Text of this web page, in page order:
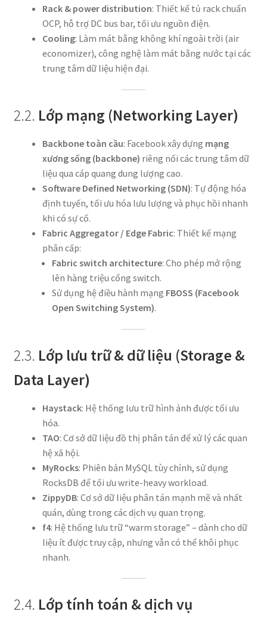
Rack & power distribution: Thiết kế tủ rack chuẩn
OCP, hỗ trợ DC bus bar, tối ưu nguồn điện.
Cooling: Làm mát bằng không khí ngoài trời (air
economizer), công nghệ làm mát bằng nước tại các
trung tâm dữ liệu hiện đại.
2.2. Lớp mạng (Networking Layer)
Backbone toàn cầu: Facebook xây dựng mạng
xương sống (backbone) riêng nối các trung tâm dữ
liệu qua cáp quang dung lượng cao.
Software Defined Networking (SDN): Tự động hóa
định tuyến, tối ưu hóa lưu lượng và phục hồi nhanh
khi có sự cố.
Fabric Aggregator / Edge Fabric: Thiết kế mạng
phân cấp:
Fabric switch architecture: Cho phép mở rộng
lên hàng triệu cổng switch.
Sử dụng hệ điều hành mạng FBOSS (Facebook
Open Switching System).
2.3. Lớp lưu trữ & dữ liệu (Storage &
Data Layer)
Haystack: Hệ thống lưu trữ hình ảnh được tối ưu
hóa.
TAO: Cơ sở dữ liệu đồ thị phân tán để xử lý các quan
hệ xã hội.
MyRocks: Phiên bản MySQL tùy chỉnh, sử dụng
RocksDB để tối ưu write-heavy workload.
ZippyDB: Cơ sở dữ liệu phân tán mạnh mẽ và nhất
quán, dùng trong các dịch vụ quan trọng.
f4: Hệ thống lưu trữ “warm storage” – dành cho dữ
liệu ít được truy cập, nhưng vẫn có thể khôi phục
nhanh.
2.4. Lớp tính toán & dịch vụ